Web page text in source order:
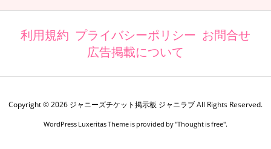
利用規約 プライバシーポリシー お問合せ
広告掲載について
Copyright ©2026 ジャニーズチケット掲示板 ジャニラブAll Rights Reserved.
WordPress Luxeritas Theme is provided by "Thought is free".